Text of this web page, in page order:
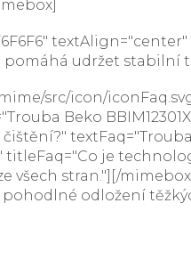
udržet stabilní
src/icon/
Beko
titleFaq="Co je
stran."][/
pohodlné odložení